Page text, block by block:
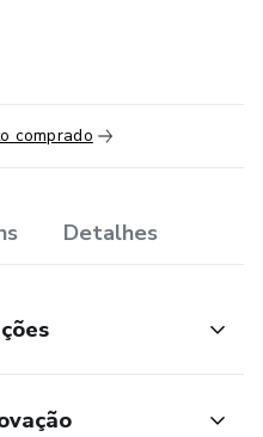
uma estratégia correta
(e apenas os
critérios são objetivos,
em si mesmo.
você pode fazer 50
comprado
Detalhes